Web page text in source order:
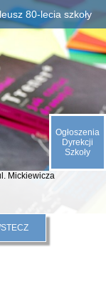
80-lecia szkoły
o jubileuszu
absolwentów
za zjazd, bal
archiwaliów
1945-2025
(liczby, daty)
dni do zjazdu
Ogłoszenia
Dyrekcji
Szkoły
Mickiewicza